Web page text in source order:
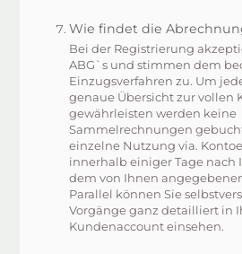
Wie findet die
Bei der Registrierung
ABG`s und stimmen dem
Einzugsverfahren zu. Um
genaue Übersicht zur vollen
gewährleisten werden keine
Sammelrechnungen
einzelne Nutzung via.
innerhalb einiger Tage nach
dem von Ihnen
Parallel können Sie
Vorgänge ganz detailliert in
Kundenaccount einsehen.